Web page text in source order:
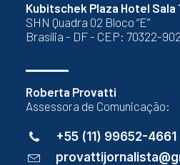
Kubitschek Plaza Hotel Sala
SHN Quadra 02 Bloco “E”
Brasília - DF - CEP: 70322-902
Roberta Provatti
Assessora de Comunicação:
+55 (11) 99652-4661